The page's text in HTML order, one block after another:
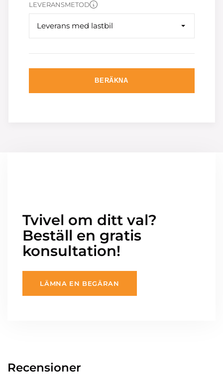
LEVERANSMETOD
Leverans med lastbil
BERÄKNA
Tvivel om ditt val?
Beställ en gratis
konsultation!
LÄMNA EN BEGÄRAN
Recensioner